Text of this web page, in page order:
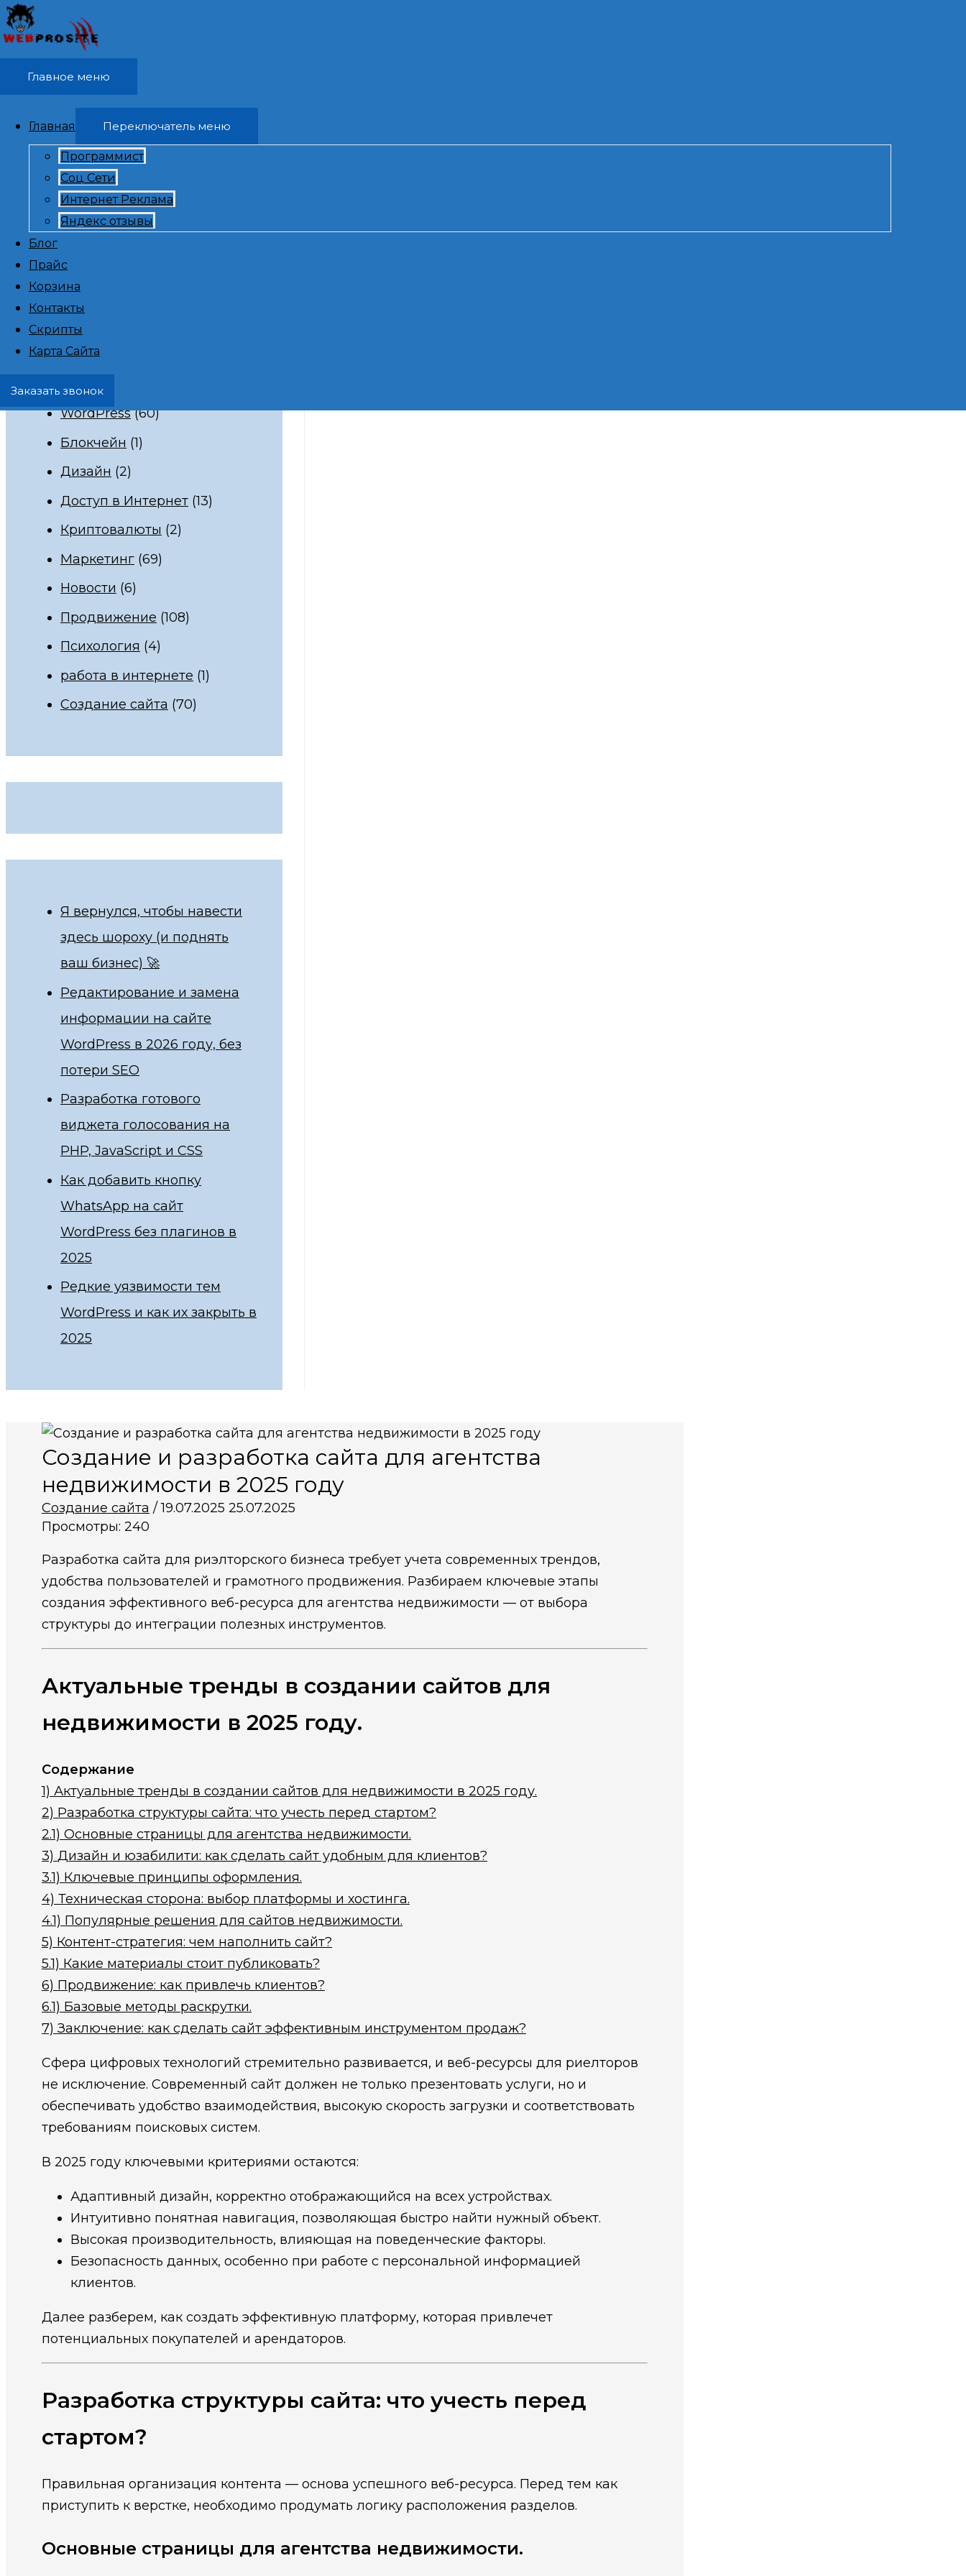
Перейти к содержимому
Главное меню
Главная Переключатель меню
Программист
Соц Сети
Интернет Реклама
Яндекс отзывы
Блог
Прайс
Корзина
Контакты
Скрипты
Карта Сайта
Заказать звонок
Найти:
SMM(3)
WordPress(60)
Блокчейн (1)
Дизайн (2)
Доступ в Интернет (13)
Криптовалюты (2)
Маркетинг (69)
Новости (6)
Продвижение (108)
Психология (4)
работа в интернете (1)
Создание сайта (70)
Я вернулся, чтобы навести
здесь шороху (и поднять
ваш бизнес) 🚀
Редактирование и замена
информации на сайте
WordPress в 2026 году, без
потери SEO
Разработка готового
виджета голосования на
PHP, JavaScript и CSS
Как добавить кнопку
WhatsApp на сайт
WordPress без плагинов в
2025
Редкие уязвимости тем
WordPress и как их закрыть в
2025
Создание и разработка сайта для агентства
недвижимости в 2025 году
Создание сайта /19.07.2025 25.07.2025
Просмотры: 240
Разработка сайта для риэлторского бизнеса требует учета современных трендов,
удобства пользователей и грамотного продвижения. Разбираем ключевые этапы
создания эффективного веб-ресурса для агентства недвижимости — от выбора
структуры до интеграции полезных инструментов.
Актуальные тренды в создании сайтов для
недвижимости в 2025 году.
Содержание
1) Актуальные тренды в создании сайтов для недвижимости в 2025 году.
2) Разработка структуры сайта: что учесть перед стартом?
2.1) Основные страницы для агентства недвижимости.
3) Дизайн и юзабилити: как сделать сайт удобным для клиентов?
3.1) Ключевые принципы оформления.
4) Техническая сторона: выбор платформы и хостинга.
4.1) Популярные решения для сайтов недвижимости.
5) Контент-стратегия: чем наполнить сайт?
5.1) Какие материалы стоит публиковать?
6) Продвижение: как привлечь клиентов?
6.1) Базовые методы раскрутки.
7) Заключение: как сделать сайт эффективным инструментом продаж?
Сфера цифровых технологий стремительно развивается, и веб-ресурсы для риелторов
не исключение. Современный сайт должен не только презентовать услуги, но и
обеспечивать удобство взаимодействия, высокую скорость загрузки и соответствовать
требованиям поисковых систем.
В 2025 году ключевыми критериями остаются:
Адаптивный дизайн, корректно отображающийся на всех устройствах.
Интуитивно понятная навигация, позволяющая быстро найти нужный объект.
Высокая производительность, влияющая на поведенческие факторы.
Безопасность данных, особенно при работе с персональной информацией
клиентов.
Далее разберем, как создать эффективную платформу, которая привлечет
потенциальных покупателей и арендаторов.
Разработка структуры сайта: что учесть перед
стартом?
Правильная организация контента — основа успешного веб-ресурса. Перед тем как
приступить к верстке, необходимо продумать логику расположения разделов.
Основные страницы для агентства недвижимости.